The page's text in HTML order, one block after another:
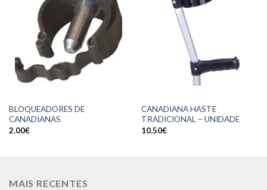
BLOQUEADORES DE
CANADIANAS
2.00€
CANADIANA HASTE
TRADICIONAL – UNIDADE
10.50€
MAIS RECENTES